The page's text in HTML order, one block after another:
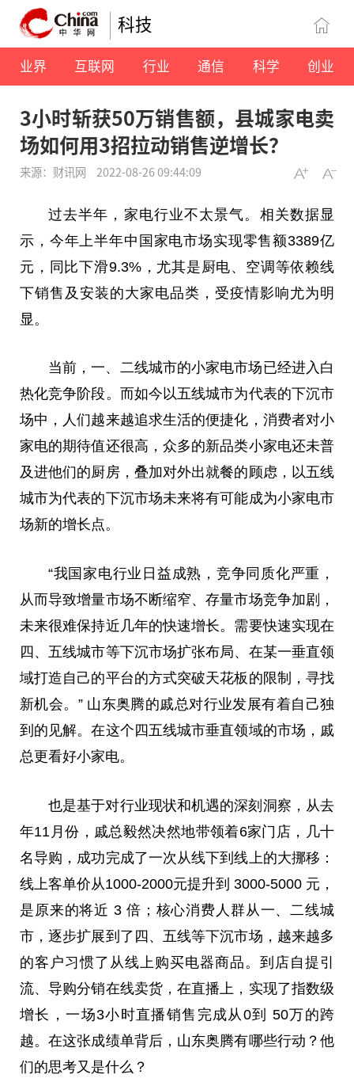
科技
业界 互联网 行业 通信 科学 创业
3小时斩获50万销售额，县城家电卖
场如何用3招拉动销售逆增长？
来源：财讯网 2022-08-26 09:44:09
过去半年，家电行业不太景气。相关数据显
示，今年上半年中国家电市场实现零售额3389亿
元，同比下滑9.3%，尤其是厨电、空调等依赖线
下销售及安装的大家电品类，受疫情影响尤为明
显。
当前，一、二线城市的小家电市场已经进入白
热化竞争阶段。而如今以五线城市为代表的下沉市
场中，人们越来越追求生活的便捷化，消费者对小
家电的期待值还很高，众多的新品类小家电还未普
及进他们的厨房，叠加对外出就餐的顾虑，以五线
城市为代表的下沉市场未来将有可能成为小家电市
场新的增长点。
“我国家电行业日益成熟，竞争同质化严重，
从而导致增量市场不断缩窄、存量市场竞争加剧，
未来很难保持近几年的快速增长。需要快速实现在
四、五线城市等下沉市场扩张布局、在某一垂直领
域打造自己的平台的方式突破天花板的限制，寻找
新机会。” 山东奥腾的戚总对行业发展有着自己独
到的见解。在这个四五线城市垂直领域的市场，戚
总更看好小家电。
也是基于对行业现状和机遇的深刻洞察，从去
年11月份，戚总毅然决然地带领着6家门店，几十
名导购，成功完成了一次从线下到线上的大挪移：
线上客单价从1000-2000元提升到 3000-5000 元，
是原来的将近 3 倍；核心消费人群从一、二线城
市，逐步扩展到了四、五线等下沉市场，越来越多
的客户习惯了从线上购买电器商品。到店自提引
流、导购分销在线卖货，在直播上，实现了指数级
增长，一场3小时直播销售完成从0到 50万的跨
越。在这张成绩单背后，山东奥腾有哪些行动？他
们的思考又是什么？